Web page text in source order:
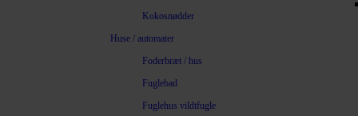
Kokosnødder
Huse / automater
Foderbræt / hus
Fuglebad
Fuglehus vildtfugle